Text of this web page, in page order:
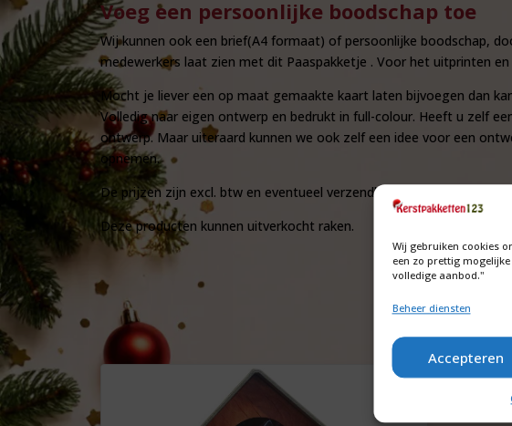
Wij gebruiken cookies
een zo prettig mogelijke
volledige aanbod."
Beheer diensten
Accepteren
Voeg een persoonlijke boodschap toe
Wij kunnen ook een brief(A4 formaat) of persoonlijke boodschap,
medewerkers laat zien met dit Paaspakketje . Voor het uitprinten
Mocht je liever een op maat gemaakte kaart laten bijvoegen dan
Volledig naar eigen ontwerp en bedrukt in full-colour. Heeft u zelf
ontwerp. Maar uiteraard kunnen we ook zelf een idee voor een
opnemen.
De prijzen zijn excl. btw en eventueel verzendkosten
Deze producten kunnen uitverkocht raken.